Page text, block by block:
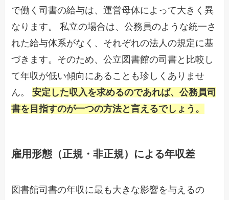
で働く司書の給与は、運営母体によって大きく異
なります。 私立の場合は、公務員のような統一さ
れた給与体系がなく、それぞれの法人の規定に基
づきます。そのため、公立図書館の司書と比較し
て年収が低い傾向にあることも珍しくありませ
ん。安定した収入を求めるのであれば、公務員司
書を目指すのが一つの方法と言えるでしょう。
雇用形態（正規・非正規）による年収差
図書館司書の年収に最も大きな影響を与えるの